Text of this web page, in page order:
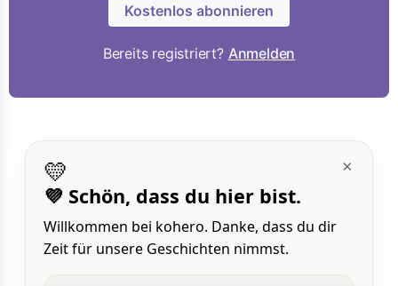
Kostenlos abonnieren
Bereits registriert? Anmelden
×
💛
💜 Schön, dass du hier bist.
Willkommen bei kohero. Danke, dass du dir
Zeit für unsere Geschichten nimmst.